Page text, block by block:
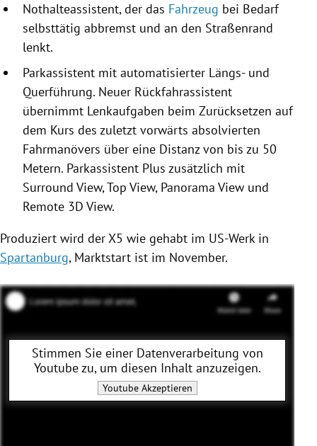
Nothalteassistent, der das Fahrzeug bei Bedarf
selbsttätig abbremst und an den Straßenrand
lenkt.
Parkassistent mit automatisierter Längs- und
Querführung. Neuer Rückfahrassistent
übernimmt Lenkaufgaben beim Zurücksetzen auf
dem Kurs des zuletzt vorwärts absolvierten
Fahrmanövers über eine Distanz von bis zu 50
Metern. Parkassistent Plus zusätzlich mit
Surround View, Top View, Panorama View und
Remote 3D View.
Produziert wird der X5 wie gehabt im US-Werk in
Spartanburg, Marktstart ist im November.
Stimmen Sie einer Datenverarbeitung von
Youtubezu, um diesen Inhalt anzuzeigen.
YoutubeAkzeptieren